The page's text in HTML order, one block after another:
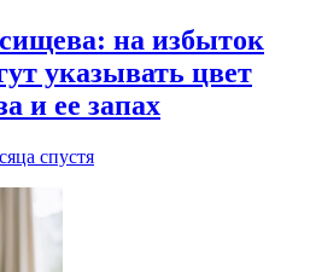
на избыток
указывать цвет
и ее запах
спустя